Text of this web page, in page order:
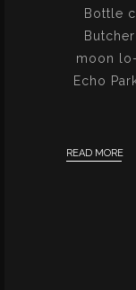
Bottle
moon
Echo
READ MORE